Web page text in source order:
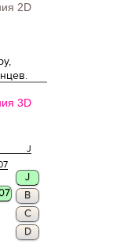
2D
3D
J
J
B
C
D